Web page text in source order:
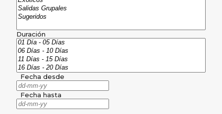
Duración
Fecha desde
Fecha hasta